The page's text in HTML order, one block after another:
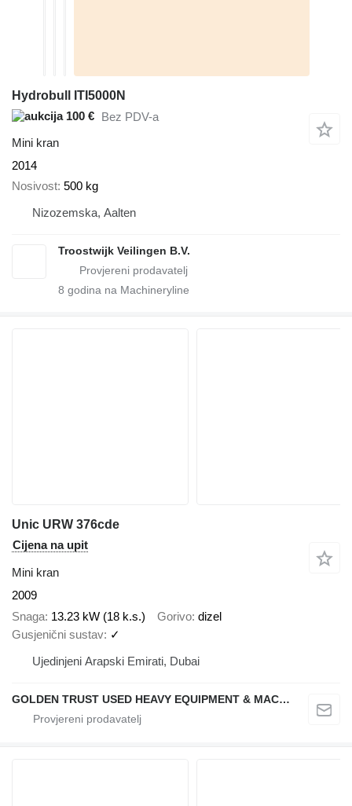
Hydrobull ITI5000N
100 € Bez PDV-a
Mini kran
2014
Nosivost 500 kg
Nizozemska, Aalten
Troostwijk Veilingen B.V.
8 godina na Machineryline
Unic URW 376cde
Cijena na upit
Mini kran
2009
Snaga 13.23 kW (18 k.s.) Gorivo dizel
Gusjenični sustav ✓
Ujedinjeni Arapski Emirati, Dubai
GOLDEN TRUST USED HEAVY EQUIPMENT & MACHINERY TRADING L.L.C